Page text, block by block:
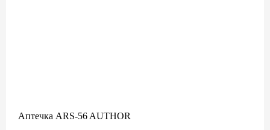
Аптечка ARS-56 AUTHOR